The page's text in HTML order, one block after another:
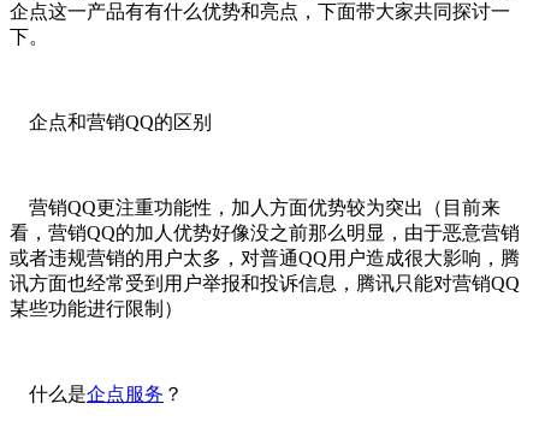
企点这一产品有有什么优势和亮点，下面带大家共同探讨一
下。
企点和营销QQ的区别
营销QQ更注重功能性，加人方面优势较为突出（目前来
看，营销QQ的加人优势好像没之前那么明显，由于恶意营销
或者违规营销的用户太多，对普通QQ用户造成很大影响，腾
讯方面也经常受到用户举报和投诉信息，腾讯只能对营销QQ
某些功能进行限制）
什么是企点服务 ？